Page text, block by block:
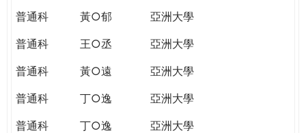
普通科 黃○郁
亞洲大學
普通科
王○丞
亞洲大學
普通科
黃○遠
亞洲大學
普通科
丁○逸
亞洲大學
普通科
丁○逸
亞洲大學